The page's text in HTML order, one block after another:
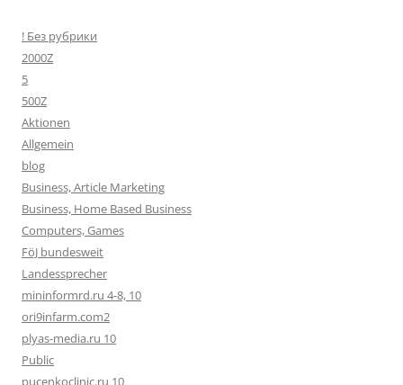
! Без рубрики
2000Z
5
500Z
Aktionen
Allgemein
blog
Business, Article Marketing
Business, Home Based Business
Computers, Games
FöJ bundesweit
Landessprecher
mininformrd.ru 4-8, 10
ori9infarm.com2
plyas-media.ru 10
Public
pucenkoclinic.ru 10